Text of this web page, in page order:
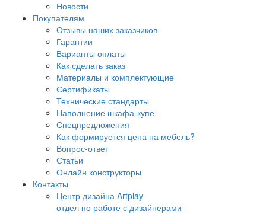
Новости
Покупателям
Отзывы наших заказчиков
Гарантии
Варианты оплаты
Как сделать заказ
Материалы и комплектующие
Сертификаты
Технические стандарты
Наполнение шкафа-купе
Спецпредложения
Как формируется цена на мебель?
Вопрос-ответ
Статьи
Онлайн конструкторы
Контакты
Центр дизайна Artplay
отдел по работе с дизайнерами